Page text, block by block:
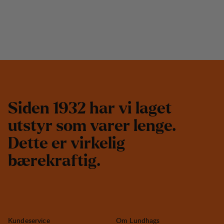
Siden 1932 har vi laget
utstyr som varer lenge.
Dette er virkelig
bærekraftig.
Kundeservice Om Lundhags